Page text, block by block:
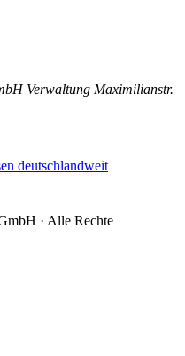
Verwaltung Maximilianstr.
deutschlandweit
· Alle Rechte